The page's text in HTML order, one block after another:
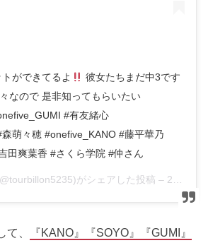
ができてるよ
彼女たちまだ中3です
なので 是非知ってもらいたい
#有友緒心
萌々穂 #onefive_KANO #藤平華乃
田爽葉香 #さくら学院 #仲さん
がシェアした投稿 – 2019年10月月20日午後10時21分PDT
、
『KANO』『SOYO』『GUMI』